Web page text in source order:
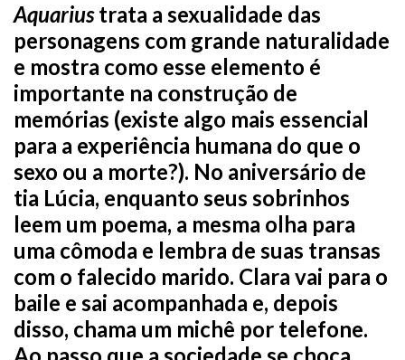
Aquariustrata a sexualidade das
personagens com grande naturalidade
e mostra como esse elemento é
importante na construção de
memórias (existe algo mais essencial
para a experiência humana do que o
sexo ou a morte?). No aniversário de
tia Lúcia, enquanto seus sobrinhos
leem um poema, a mesma olha para
uma cômoda e lembra de suas transas
com o falecido marido. Clara vai para o
baile e sai acompanhada e, depois
disso, chama um michê por telefone.